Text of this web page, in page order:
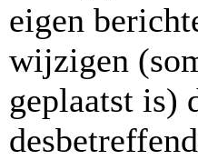
eigen
wijzigen
geplaatst is)